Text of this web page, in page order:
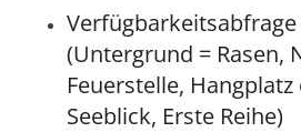
(Untergrund = Rasen,
Feuerstelle, Hangplatz
Seeblick, Erste Reihe)